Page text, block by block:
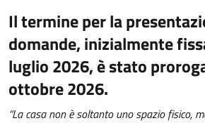
Il termine per la
domande, inizialmente
luglio 2026, è stato
ottobre 2026.
“La casa non è soltanto uno spazio fisico,